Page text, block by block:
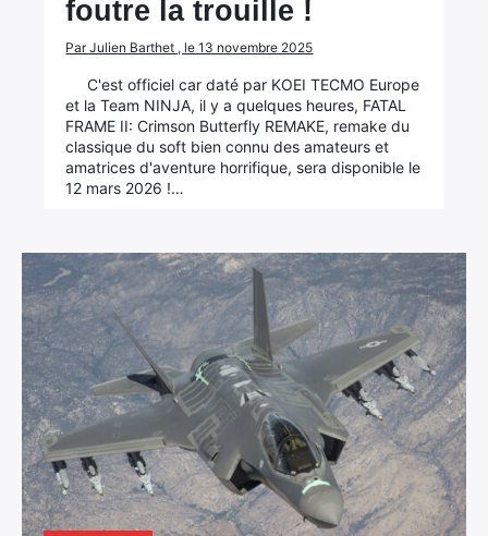
foutre la trouille !
Par Julien Barthet , le 13 novembre 2025
C'est officiel car daté par KOEI TECMO Europe
et la Team NINJA, il y a quelques heures, FATAL
FRAME II: Crimson Butterfly REMAKE, remake du
classique du soft bien connu des amateurs et
amatrices d'aventure horrifique, sera disponible le
12 mars 2026 !…